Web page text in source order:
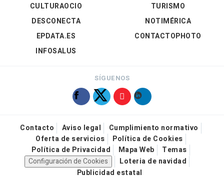
CULTURAOCIO
DESCONECTA
EPDATA.ES
INFOSALUS
TURISMO
NOTIMÉRICA
CONTACTOPHOTO
SÍGUENOS
Contacto Aviso legal
Cumplimiento normativo
Oferta de servicios
Política de Cookies
Política de Privacidad
Mapa Web
Temas
Configuración de Cookies
Loteria de navidad
Publicidad estatal